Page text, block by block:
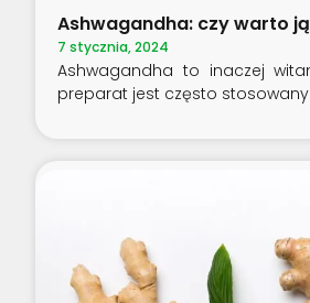
Ashwagandha: czy warto
7 stycznia, 2024
Ashwagandha to inaczej
preparat jest często stosowany